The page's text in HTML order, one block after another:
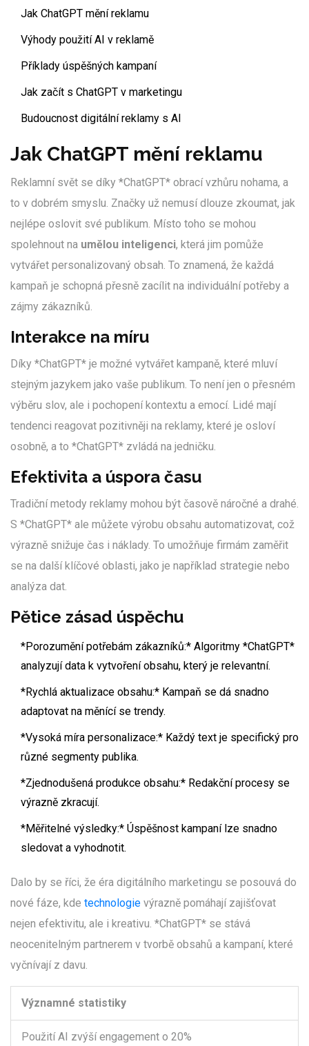
Jak ChatGPT mění reklamu
Výhody použití AI v reklamě
Příklady úspěšných kampaní
Jak začít s ChatGPT v marketingu
Budoucnost digitální reklamy s AI
Jak ChatGPT mění reklamu
Reklamní svět se díky *ChatGPT* obrací vzhůru nohama, a
to v dobrém smyslu. Značky už nemusí dlouze zkoumat, jak
nejlépe oslovit své publikum. Místo toho se mohou
spolehnout na umělou inteligenci, která jim pomůže
vytvářet personalizovaný obsah. To znamená, že každá
kampaň je schopná přesně zacílit na individuální potřeby a
zájmy zákazníků.
Interakce na míru
Díky *ChatGPT* je možné vytvářet kampaně, které mluví
stejným jazykem jako vaše publikum. To není jen o přesném
výběru slov, ale i pochopení kontextu a emocí. Lidé mají
tendenci reagovat pozitivněji na reklamy, které je osloví
osobně, a to *ChatGPT* zvládá na jedničku.
Efektivita a úspora času
Tradiční metody reklamy mohou být časově náročné a drahé.
S *ChatGPT* ale můžete výrobu obsahu automatizovat, což
výrazně snižuje čas i náklady. To umožňuje firmám zaměřit
se na další klíčové oblasti, jako je například strategie nebo
analýza dat.
Pětice zásad úspěchu
*Porozumění potřebám zákazníků:* Algoritmy *ChatGPT*
analyzují data k vytvoření obsahu, který je relevantní.
*Rychlá aktualizace obsahu:* Kampaň se dá snadno
adaptovat na měnící se trendy.
*Vysoká míra personalizace:* Každý text je specifický pro
různé segmenty publika.
*Zjednodušená produkce obsahu:* Redakční procesy se
výrazně zkracují.
*Měřitelné výsledky:* Úspěšnost kampaní lze snadno
sledovat a vyhodnotit.
Dalo by se říci, že éra digitálního marketingu se posouvá do
nové fáze, kde technologie výrazně pomáhají zajišťovat
nejen efektivitu, ale i kreativu. *ChatGPT* se stává
neocenitelným partnerem v tvorbě obsahů a kampaní, které
vyčnívají z davu.
Významné statistiky
Použití AI zvýší engagement o 20%